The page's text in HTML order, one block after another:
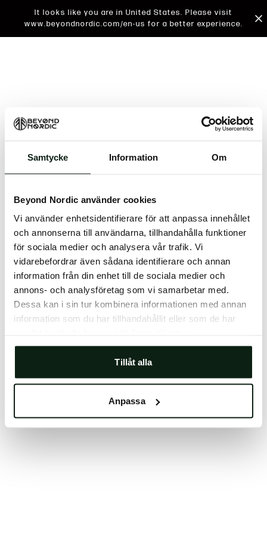
Samtycke Information Om
Beyond Nordic använder cookies
Vi använder enhetsidentifierare för att anpassa innehållet
och annonserna till användarna, tillhandahålla funktioner
för sociala medier och analysera vår trafik. Vi
vidarebefordrar även sådana identifierare och annan
information från din enhet till de sociala medier och
annons- och analysföretag som vi samarbetar med.
Dessa kan i sin tur kombinera informationen med annan
information som du har tillhandahållit eller som de har
Tillåt alla
Anpassa
It looks like you are in United States. Please visit
www.beyondnordic.com/en-us for a better experience.
An unknown error has occurred. An error report has
issue will be investigated.
Click the button below to refresh the website. If the
issue persists, either try waiting a moment or
reopening your browser.
Clearing your browser cache may also help in some
cases.
We apologize for the inconvenience.